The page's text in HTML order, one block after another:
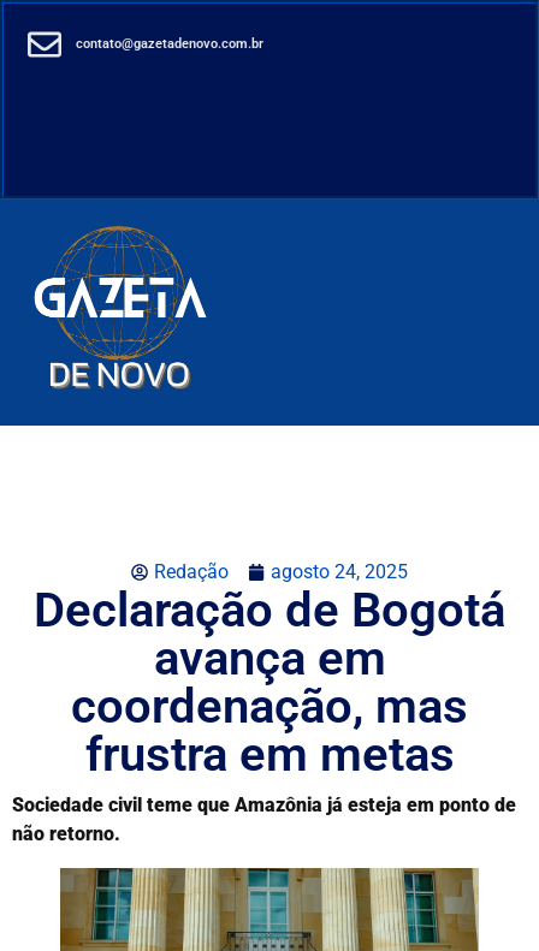
contato@gazetadenovo.com.br
Redação agosto 24, 2025
Declaração de Bogotá
avança em
coordenação, mas
frustra em metas
Sociedade civil teme que Amazônia já esteja em ponto de
não retorno.